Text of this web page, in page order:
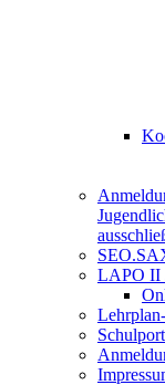
LAPO II